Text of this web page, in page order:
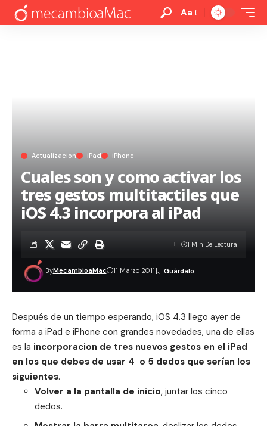
Aa
Actualizacion iPad iPhone
Cuales son y como activar los
tres gestos multitactiles que
iOS 4.3 incorpora al iPad
ByMecambioaMac 11 Marzo 2011
1 Min De Lectura
Después de un tiempo esperando, iOS 4.3 llego ayer de
forma a iPad e iPhone con grandes novedades, una de ellas
es la incorporacion de tres nuevos gestos en el iPad
en los que debes de usar 4 o 5 dedos que serían los
siguientes.
Volver a la pantalla de inicio, juntar los cinco
dedos.